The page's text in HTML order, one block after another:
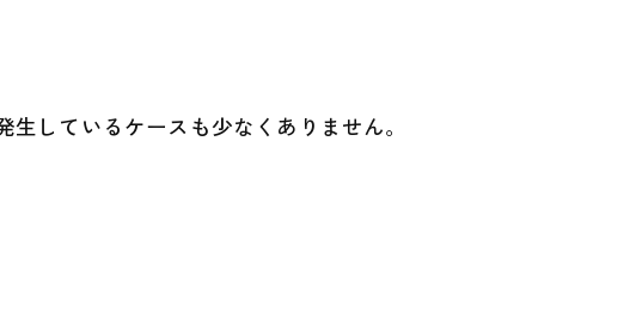
しているケースも少なくありません。